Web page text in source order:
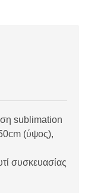
sublimation
(ύψος),
συσκευασίας